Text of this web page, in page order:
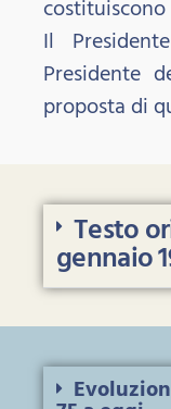
Il
Presidente
proposta di
Testo
gennaio